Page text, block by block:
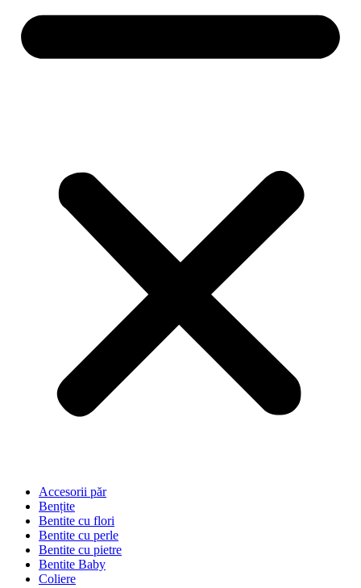
Accesorii păr
Bențite
Bentite cu flori
Bentite cu perle
Bentite cu pietre
Bentite Baby
Coliere